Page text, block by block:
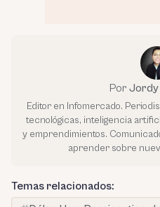
Por Jordy
Editor en Infomercado.
tecnológicas, inteligencia
y emprendimientos.
aprender sobre
Temas relacionados: